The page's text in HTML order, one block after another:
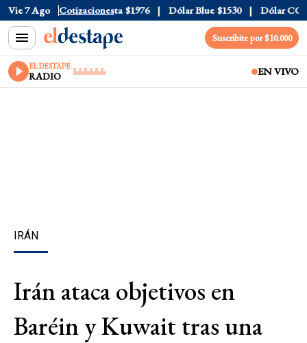
Vie 7 Ago Cotizaciones
$1520 Dólar Tarjeta $1976 Dólar Blue $1530 Dólar CCL
Suscribite por $10.000
EL DESTAPE
RADIO EN VIVO
IRÁN
Irán ataca objetivos en
Baréin y Kuwait tras una